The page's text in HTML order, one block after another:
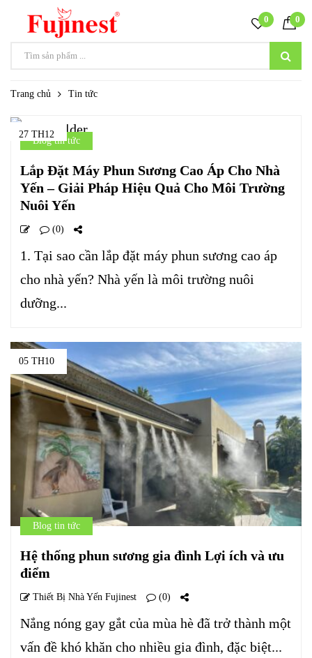
0 0
Trang chủ Tin tức
27 TH12
Blog tin tức
Lắp Đặt Máy Phun Sương Cao Áp Cho Nhà
Yến – Giải Pháp Hiệu Quả Cho Môi Trường
Nuôi Yến
(0)
1. Tại sao cần lắp đặt máy phun sương cao áp
cho nhà yến? Nhà yến là môi trường nuôi
dưỡng...
05 TH10
Blog tin tức
Hệ thống phun sương gia đình Lợi ích và ưu
điểm
Thiết Bị Nhà Yến Fujinest (0)
Nắng nóng gay gắt của mùa hè đã trở thành một
vấn đề khó khăn cho nhiều gia đình, đặc biệt...